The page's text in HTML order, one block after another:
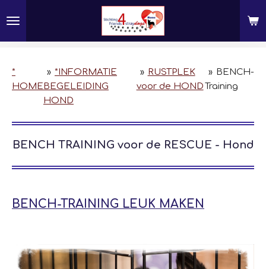
direct
naar
hoofdinhoud
*
HOME
» *INFORMATIE
BEGELEIDING
HOND
» RUSTPLEK
voor de HOND
» BENCH-
Training
BENCH TRAINING voor de RESCUE - Hond
BENCH-TRAINING LEUK MAKEN